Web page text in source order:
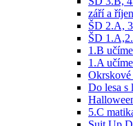
září a
ŠD 2.A,
ŠD
1.B
1.A
Do lesa s
5.C